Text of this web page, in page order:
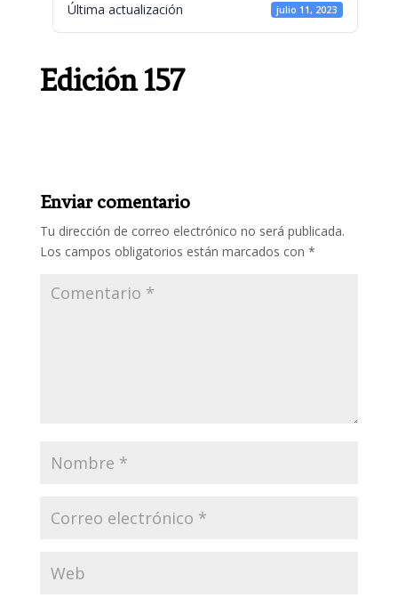
Última actualización julio 11, 2023
Edición 157
Enviar comentario
Tu dirección de correo electrónico no será publicada.
Los campos obligatorios están marcados con *